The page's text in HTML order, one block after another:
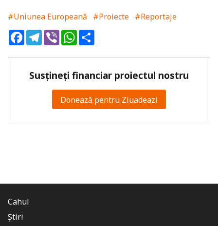
#Uniunea Europeană #Proiecte #Reportaje
FacebookTelegram
ViberWhatsApp
Susțineți financiar proiectul nostru
Donează pentru Ziuadeazi
Cahul
Știri